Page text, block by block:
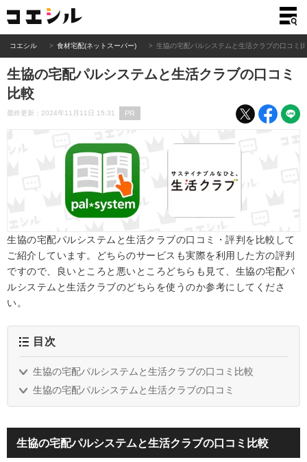
コエシル 食材宅配(ネットスーパー) 生協の宅配パルシステムと生活クラブの口コミ
生協の宅配パルシステムと生活クラブの口コミ
比較
最終更新：2024年11月11日 15:31 PR
生協の宅配パルシステムと生活クラブの口コミ・評判を比較して
ご紹介しています。どちらのサービスも実際を利用した方の評判
ですので、良いところと悪いところどちらも見て、生協の宅配パ
ルシステムと生活クラブのどちらを使うのか参考にしてくださ
い。
目次
生協の宅配パルシステムと生活クラブの口コミ比較
生協の宅配パルシステムと生活クラブの口コミ
生協の宅配パルシステムと生活クラブの口コミ比較